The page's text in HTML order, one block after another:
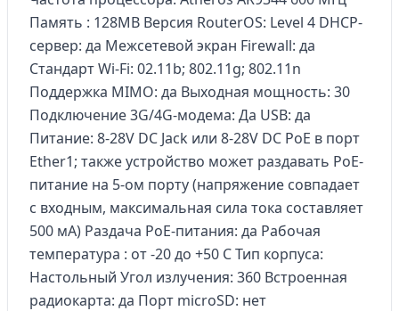
Память : 128МВ Версия RouterOS: Level 4 DHCP-
сервер: да Межсетевой экран Firewall: да
Стандарт Wi-Fi: 02.11b; 802.11g; 802.11n
Поддержка MIMO: да Выходная мощность: 30
Подключение 3G/4G-модема: Да USB: да
Питание: 8-28V DC Jack или 8-28V DC PoE в порт
Ether1; также устройство может раздавать PoE-
питание на 5-ом порту (напряжение совпадает
с входным, максимальная сила тока составляет
500 мА) Раздача PoE-питания: да Рабочая
температура : от -20 до +50 С Тип корпуса:
Настольный Угол излучения: 360 Встроенная
радиокарта: да Порт microSD: нет